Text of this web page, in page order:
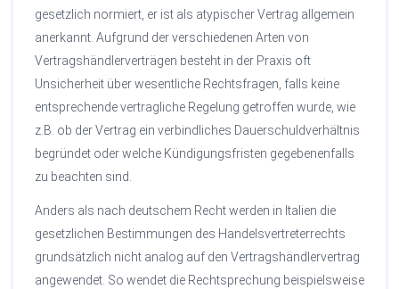
gesetzlich normiert, er ist als atypischer Vertrag allgemein
anerkannt. Aufgrund der verschiedenen Arten von
Vertragshändlerverträgen besteht in der Praxis oft
Unsicherheit über wesentliche Rechtsfragen, falls keine
entsprechende vertragliche Regelung getroffen wurde, wie
z.B. ob der Vertrag ein verbindliches Dauerschuldverhältnis
begründet oder welche Kündigungsfristen gegebenenfalls
zu beachten sind.
Anders als nach deutschem Recht werden in Italien die
gesetzlichen Bestimmungen des Handelsvertreterrechts
grundsätzlich nicht analog auf den Vertragshändlervertrag
angewendet. So wendet die Rechtsprechung beispielsweise